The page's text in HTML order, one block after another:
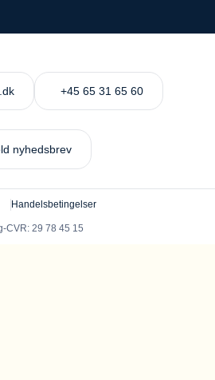
+45 65 31 65 60
nyhedsbrev
CVR: 29 78 45 15
Handelsbetingelser